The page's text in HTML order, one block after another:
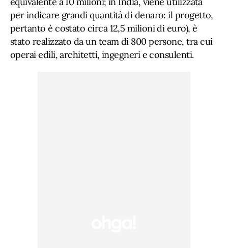
per indicare grandi quantità di denaro: il progetto,
pertanto è costato circa 12,5 milioni di euro), è
stato realizzato da un team di 800 persone, tra cui
operai edili, architetti, ingegneri e consulenti.